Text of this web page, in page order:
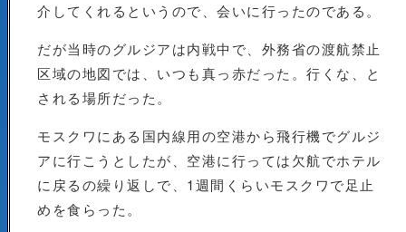
介してくれるというので、会いに行ったのである。
だが当時のグルジアは内戦中で、外務省の渡航禁止
区域の地図では、いつも真っ赤だった。行くな、と
される場所だった。
モスクワにある国内線用の空港から飛行機でグルジ
アに行こうとしたが、空港に行っては欠航でホテル
に戻るの繰り返しで、1週間くらいモスクワで足止
めを食らった。